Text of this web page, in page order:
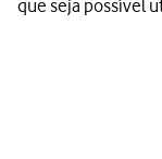
que seja possível